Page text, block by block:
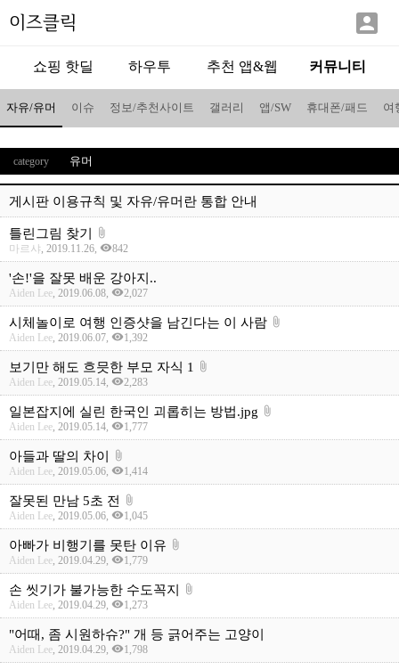
이즈클릭 
쇼핑 핫딜 하우투 추천 앱&웹 커뮤니티
자유/유머 이슈 정보/추천사이트 갤러리 앱/SW 휴대폰/패드 여
category 유머
게시판 이용규칙 및 자유/유머란 통합 안내
틀린그림 찾기
attach_file
마르샤, 2019.11.26, visibility842
'손!'을 잘못 배운 강아지..
Aiden Lee, 2019.06.08, visibility2,027
시체놀이로 여행 인증샷을 남긴다는 이 사람
attach_file
Aiden Lee, 2019.06.07, visibility1,392
보기만 해도 흐믓한 부모 자식 1
attach_file
Aiden Lee, 2019.05.14, visibility2,283
일본잡지에 실린 한국인 괴롭히는 방법.jpg
attach_file
Aiden Lee, 2019.05.14, visibility1,777
아들과 딸의 차이
attach_file
Aiden Lee, 2019.05.06, visibility1,414
잘못된 만남 5초 전
attach_file
Aiden Lee, 2019.05.06, visibility1,045
아빠가 비행기를 못탄 이유
attach_file
Aiden Lee, 2019.04.29, visibility1,779
손 씻기가 불가능한 수도꼭지
attach_file
Aiden Lee, 2019.04.29, visibility1,273
"어때, 좀 시원하슈?" 개 등 긁어주는 고양이
Aiden Lee, 2019.04.29, visibility1,798